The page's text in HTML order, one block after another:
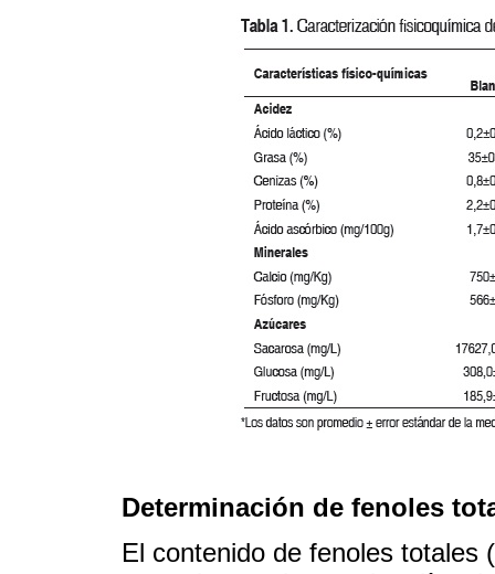
Determinación de fenoles
El contenido de fenoles totales